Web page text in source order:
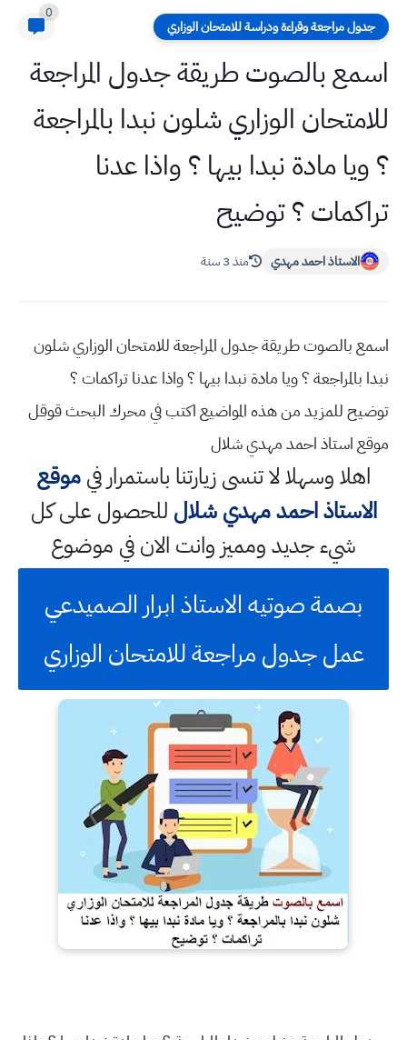
جدول مراجعة وقراءة ودراسة للامتحان الوزاري
0
اسمع بالصوت طريقة جدول المراجعة
للامتحان الوزاري شلون نبدا بالمراجعة
؟ ويا مادة نبدا بيها ؟ واذا عدنا
تراكمات ؟ توضيح
الاستاذ احمد مهدي منذ 3 سنة
اسمع بالصوت طريقة جدول المراجعة للامتحان الوزاري شلون
نبدا بالمراجعة ؟ ويا مادة نبدا بيها ؟ واذا عدنا تراكمات ؟
توضيح للمزيد من هذه المواضيع اكتب في محرك البحث قوقل
موقع استاذ احمد مهدي شلال
اهلا وسهلالا تنسى زيارتنا باستمرار فيموقع
الاستاذ احمد مهدي شلال للحصول على كل
شيء جديد ومميز وانت الان في موضوع
بصمة صوتيه الاستاذ ابرار الصميدعي
عمل جدول مراجعة للامتحان الوزاري